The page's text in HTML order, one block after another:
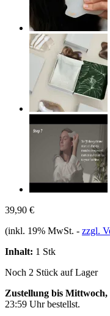
39,90 €
(inkl. 19% MwSt. - zzgl.
Inhalt: 1 Stk
Noch 2 Stück auf Lager
Zustellung bis Mittwoch,
23:59 Uhrbestellst.